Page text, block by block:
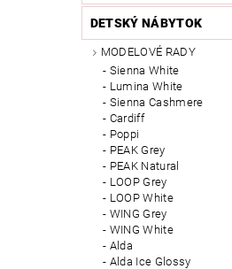
DETSKÝ NÁBYTOK
MODELOVÉ RADY
Sienna White
Lumina White
Sienna Cashmere
Cardiff
Poppi
PEAK Grey
PEAK Natural
LOOP Grey
LOOP White
WING Grey
WING White
Alda
Alda Ice Glossy